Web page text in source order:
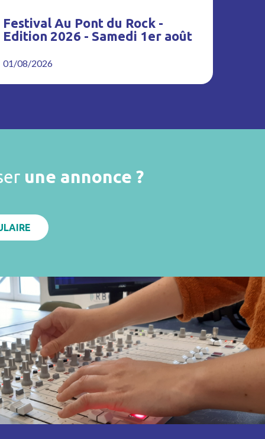
Festival Au Pont du Rock -
Edition 2026 - Samedi 1er août
01/08/2026
une annonce ?